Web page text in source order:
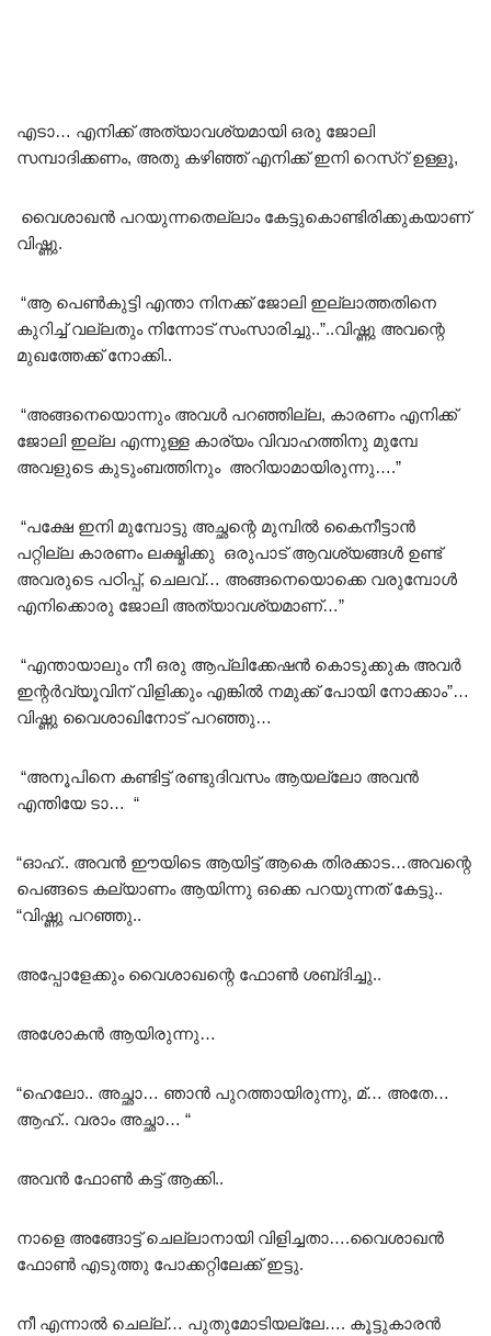
എടാ… എനിക്ക് അത്യാവശ്യമായി ഒരു ജോലി
സമ്പാദിക്കണം, അതു കഴിഞ്ഞ് എനിക്ക് ഇനി റെസ്റ് ഉള്ളൂ,
വൈശാഖൻ പറയുന്നതെല്ലാം കേട്ടുകൊണ്ടിരിക്കുകയാണ്
വിഷ്ണു.
“ആ പെൺകുട്ടി എന്താ നിനക്ക് ജോലി ഇല്ലാത്തതിനെ
കുറിച്ച് വല്ലതും നിന്നോട് സംസാരിച്ചു..”..വിഷ്ണു അവന്റെ
മുഖത്തേക്ക് നോക്കി..
“അങ്ങനെയൊന്നും അവൾ പറഞ്ഞില്ല, കാരണം എനിക്ക്
ജോലി ഇല്ല എന്നുള്ള കാര്യം വിവാഹത്തിനു മുമ്പേ
അവളുടെ കുടുംബത്തിനും അറിയാമായിരുന്നു….”
“പക്ഷേ ഇനി മുമ്പോട്ടു അച്ഛന്റെ മുമ്പിൽ കൈനീട്ടാൻ
പറ്റില്ല കാരണം ലക്ഷ്മിക്കു ഒരുപാട് ആവശ്യങ്ങൾ ഉണ്ട്
അവരുടെ പഠിപ്പ്, ചെലവ്… അങ്ങനെയൊക്കെ വരുമ്പോൾ
എനിക്കൊരു ജോലി അത്യാവശ്യമാണ്…”
“എന്തായാലും നീ ഒരു ആപ്ലിക്കേഷൻ കൊടുക്കുക അവർ
ഇന്റർവ്യൂവിന് വിളിക്കും എങ്കിൽ നമുക്ക് പോയി നോക്കാം”…
വിഷ്ണു വൈശാഖിനോട് പറഞ്ഞു…
“അനൂപിനെ കണ്ടിട്ട് രണ്ടുദിവസം ആയല്ലോ അവൻ
എന്തിയേ ടാ… “
“ഓഹ്.. അവൻ ഈയിടെ ആയിട്ട് ആകെ തിരക്കാട…അവന്റെ
പെങ്ങടെ കല്യാണം ആയിന്നു ഒക്കെ പറയുന്നത് കേട്ടു..
“വിഷ്ണു പറഞ്ഞു..
അപ്പോളേക്കും വൈശാഖന്റെ ഫോൺ ശബ്‌ദിച്ചു..
അശോകൻ ആയിരുന്നു…
“ഹെലോ.. അച്ഛാ… ഞാൻ പുറത്തായിരുന്നു, മ്… അതേ…
ആഹ്.. വരാം അച്ഛാ… “
അവൻ ഫോൺ കട്ട്‌ ആക്കി..
നാളെ അങ്ങോട്ട് ചെല്ലാനായി വിളിച്ചതാ….വൈശാഖൻ
ഫോൺ എടുത്തു പോക്കറ്റിലേക്ക് ഇട്ടു.
നീ എന്നാൽ ചെല്ല്… പുതുമോടിയല്ലേ…. കൂട്ടുകാരൻ